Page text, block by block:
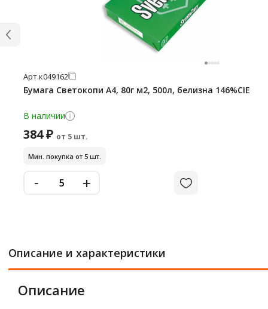
Арт.к049162
Бумага Светокопи А4, 80г м2, 500л, белизна 146%CIE
В наличии
384 ₽ от 5 шт.
Мин. покупка от 5 шт.
- +
Описание и характеристики
Описание